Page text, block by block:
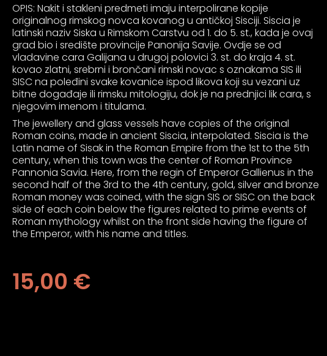
OPIS: Nakit i stakleni predmeti imaju interpolirane kopije
originalnog rimskog novca kovanog u antičkoj Sisciji. Siscia je
latinski naziv Siska u Rimskom Carstvu od 1. do 5. st., kada je ovaj
grad bio i središte provincije Panonija Savije. Ovdje se od
vladavine cara Galijana u drugoj polovici 3. st. do kraja 4. st.
kovao zlatni, srebrni i brončani rimski novac s oznakama SIS ili
SISC na poleđini svake kovanice ispod likova koji su vezani uz
bitne događaje ili rimsku mitologiju, dok je na prednjici lik cara, s
njegovim imenom i titulama.
The jewellery and glass vessels have copies of the original
Roman coins, made in ancient Siscia, interpolated. Siscia is the
Latin name of Sisak in the Roman Empire from the 1st to the 5th
century, when this town was the center of Roman Province
Pannonia Savia. Here, from the regin of Emperor Gallienus in the
second half of the 3rd to the 4th century, gold, silver and bronze
Roman money was coined, with the sign SIS or SISC on the back
side of each coin below the figures related to prime events of
Roman mythology whilst on the front side having the figure of
the Emperor, with his name and titles.
15,00 €
profil za epilepsiju
prijateljski režim
za slijepe
režim za epilepsiju